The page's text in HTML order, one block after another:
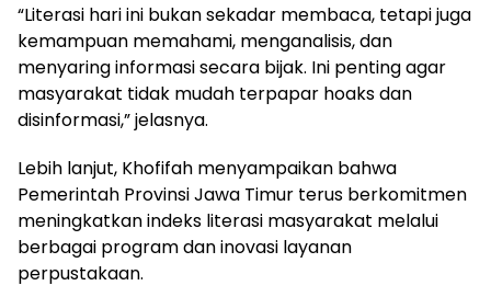
“Literasi hari ini bukan sekadar membaca, tetapi juga
kemampuan memahami, menganalisis, dan
menyaring informasi secara bijak. Ini penting agar
masyarakat tidak mudah terpapar hoaks dan
disinformasi,” jelasnya.
Lebih lanjut, Khofifah menyampaikan bahwa
Pemerintah Provinsi Jawa Timur terus berkomitmen
meningkatkan indeks literasi masyarakat melalui
berbagai program dan inovasi layanan
perpustakaan.